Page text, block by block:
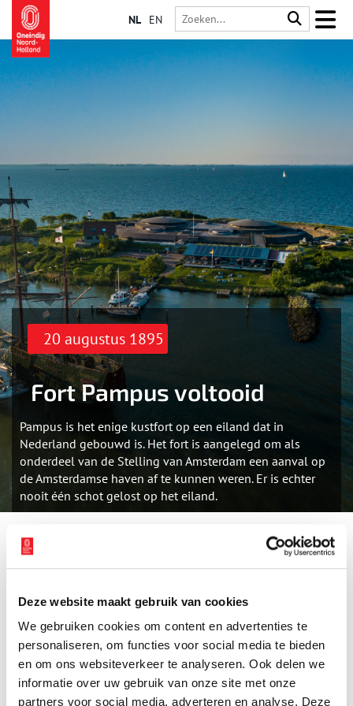
Deze website maakt gebruik van cookies
We gebruiken cookies om content en advertenties te
personaliseren, om functies voor social media te bieden
en om ons websiteverkeer te analyseren. Ook delen we
informatie over uw gebruik van onze site met onze
partners voor social media, adverteren en analyse. Deze
NL EN
20 augustus 1895
Fort Pampus voltooid
Pampus is het enige kustfort op een eiland dat in
Nederland gebouwd is. Het fort is aangelegd om als
onderdeel van de Stelling van Amsterdam een aanval op
de Amsterdamse haven af te kunnen weren. Er is echter
nooit één schot gelost op het eiland.
Om een aanval vanaf het IJ af te kunnen weren, besloot men in
1887 een fort in het IJmeer te bouwen, ter hoogte van de
zandbank Pampus. Het materiaal werd met schepen vanuit
gebouwd van elk 11 meter lang. De twee stalen geschutskoepels
werden vervolgens op een ondergronds gebouw geplaatst,
omgeven door een droge gracht en een aarden wal. In 1895 was
de bouw voltooid en droeg de toenmalige Minister van Oorlog
het over aan de artillerie. Het fort is nooit voor
oorlogshandelingen gebruikt en werd in 1933 alweer gesloten. In